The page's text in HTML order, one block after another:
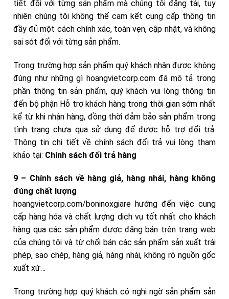
tiết đối với từng sản phẩm mà chúng tôi đăng tải, tuy
nhiên chúng tôi không thể cam kết cung cấp thông tin
đầy đủ một cách chính xác, toàn vẹn, cập nhật, và không
sai sót đối với từng sản phẩm.
Trong trường hợp sản phẩm quý khách nhận được không
đúng như những gì hoangvietcorp.com đã mô tả trong
phần thông tin sản phẩm, quý khách vui lòng thông tin
đến bộ phận Hỗ trợ khách hàng trong thời gian sớm nhất
kể từ khi nhận hàng, đồng thời đảm bảo sản phẩm trong
tình trạng chưa qua sử dụng để được hỗ trợ đổi trả.
Thông tin chi tiết về chính sách đổi trả vui lòng tham
khảo tại: Chính sách đổi trả hàng
9 – Chính sách về hàng giả, hàng nhái, hàng không
đúng chất lượng
hoangvietcorp.com/boninoxgiare hướng đến việc cung
cấp hàng hóa và chất lượng dịch vụ tốt nhất cho khách
hàng qua các sản phẩm được đăng bán trên trang web
của chúng tôi và từ chối bán các sản phẩm sản xuất trái
phép, sao chép, hàng giả, hàng nhái, không rõ nguồn gốc
xuất xứ…
Trong trường hợp quý khách có nghi ngờ sản phẩm sản